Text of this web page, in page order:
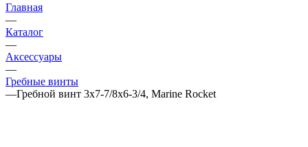
Главная
—
Каталог
—
Аксессуары
—
Гребные винты
—Гребной винт 3x7-7/8x6-3/4, Marine Rocket